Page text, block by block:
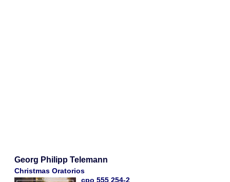
Georg Philipp Telemann
Christmas Oratorios
cpo 555 254-2